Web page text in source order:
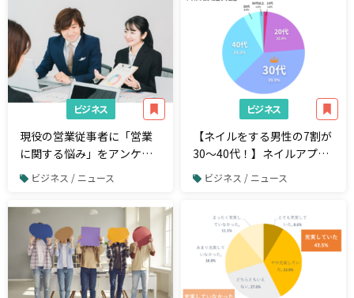
ビジネス
現役の営業従事者に「営業
に関する悩み」をアンケー
ト調査 営業の悩みは「ノ
ルマ」ではない本当の第1位
は「良さをうまく伝えられ
ない」 米国の交渉術トッ
プ講師が語る交渉術の”ルー
ル”とは
ビジネス / ニュース
ビジネス
【ネイルをする男性の7割が
30～40代！】ネイルアプリ
「ネイルブック」がメンズ
ネイルアンケート結果を発
ビジネス / ニュース